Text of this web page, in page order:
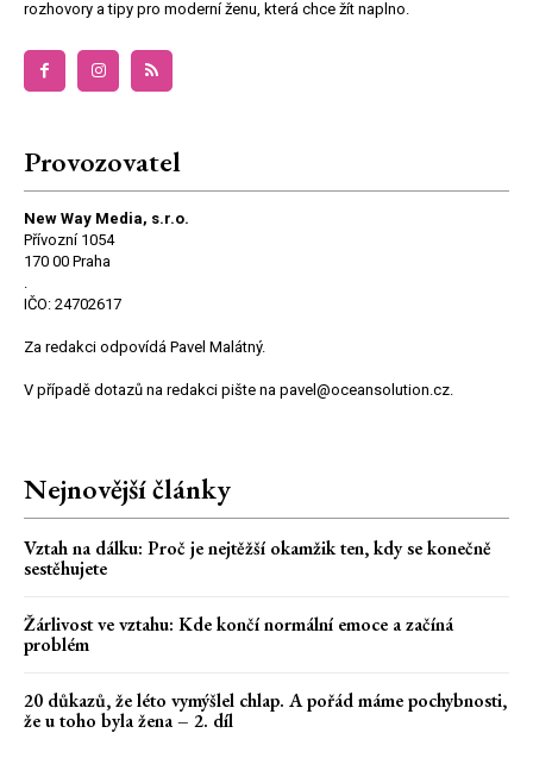
rozhovory a tipy pro moderní ženu, která chce žít naplno.
Provozovatel
New Way Media, s.r.o.
Přívozní 1054
170 00 Praha
.
IČO: 24702617
Za redakci odpovídá Pavel Malátný.
V případě dotazů na redakci pište na pavel@oceansolution.cz.
Nejnovější články
Vztah na dálku: Proč je nejtěžší okamžik ten, kdy se konečně
sestěhujete
Žárlivost ve vztahu: Kde končí normální emoce a začíná
problém
20 důkazů, že léto vymýšlel chlap. A pořád máme pochybnosti,
že u toho byla žena – 2. díl